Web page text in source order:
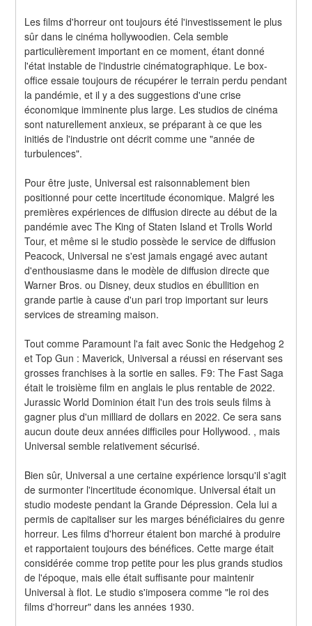
Les films d'horreur ont toujours été l'investissement le plus
sûr dans le cinéma hollywoodien. Cela semble
particulièrement important en ce moment, étant donné
l'état instable de l'industrie cinématographique. Le box-
office essaie toujours de récupérer le terrain perdu pendant
la pandémie, et il y a des suggestions d'une crise
économique imminente plus large. Les studios de cinéma
sont naturellement anxieux, se préparant à ce que les
initiés de l'industrie ont décrit comme une "année de
turbulences".
Pour être juste, Universal est raisonnablement bien
positionné pour cette incertitude économique. Malgré les
premières expériences de diffusion directe au début de la
pandémie avec The King of Staten Island et Trolls World
Tour, et même si le studio possède le service de diffusion
Peacock, Universal ne s'est jamais engagé avec autant
d'enthousiasme dans le modèle de diffusion directe que
Warner Bros. ou Disney, deux studios en ébullition en
grande partie à cause d'un pari trop important sur leurs
services de streaming maison.
Tout comme Paramount l'a fait avec Sonic the Hedgehog 2
et Top Gun : Maverick, Universal a réussi en réservant ses
grosses franchises à la sortie en salles. F9: The Fast Saga
était le troisième film en anglais le plus rentable de 2022.
Jurassic World Dominion était l'un des trois seuls films à
gagner plus d'un milliard de dollars en 2022. Ce sera sans
aucun doute deux années difficiles pour Hollywood. , mais
Universal semble relativement sécurisé.
Bien sûr, Universal a une certaine expérience lorsqu'il s'agit
de surmonter l'incertitude économique. Universal était un
studio modeste pendant la Grande Dépression. Cela lui a
permis de capitaliser sur les marges bénéficiaires du genre
horreur. Les films d'horreur étaient bon marché à produire
et rapportaient toujours des bénéfices. Cette marge était
considérée comme trop petite pour les plus grands studios
de l'époque, mais elle était suffisante pour maintenir
Universal à flot. Le studio s'imposera comme "le roi des
films d'horreur" dans les années 1930.